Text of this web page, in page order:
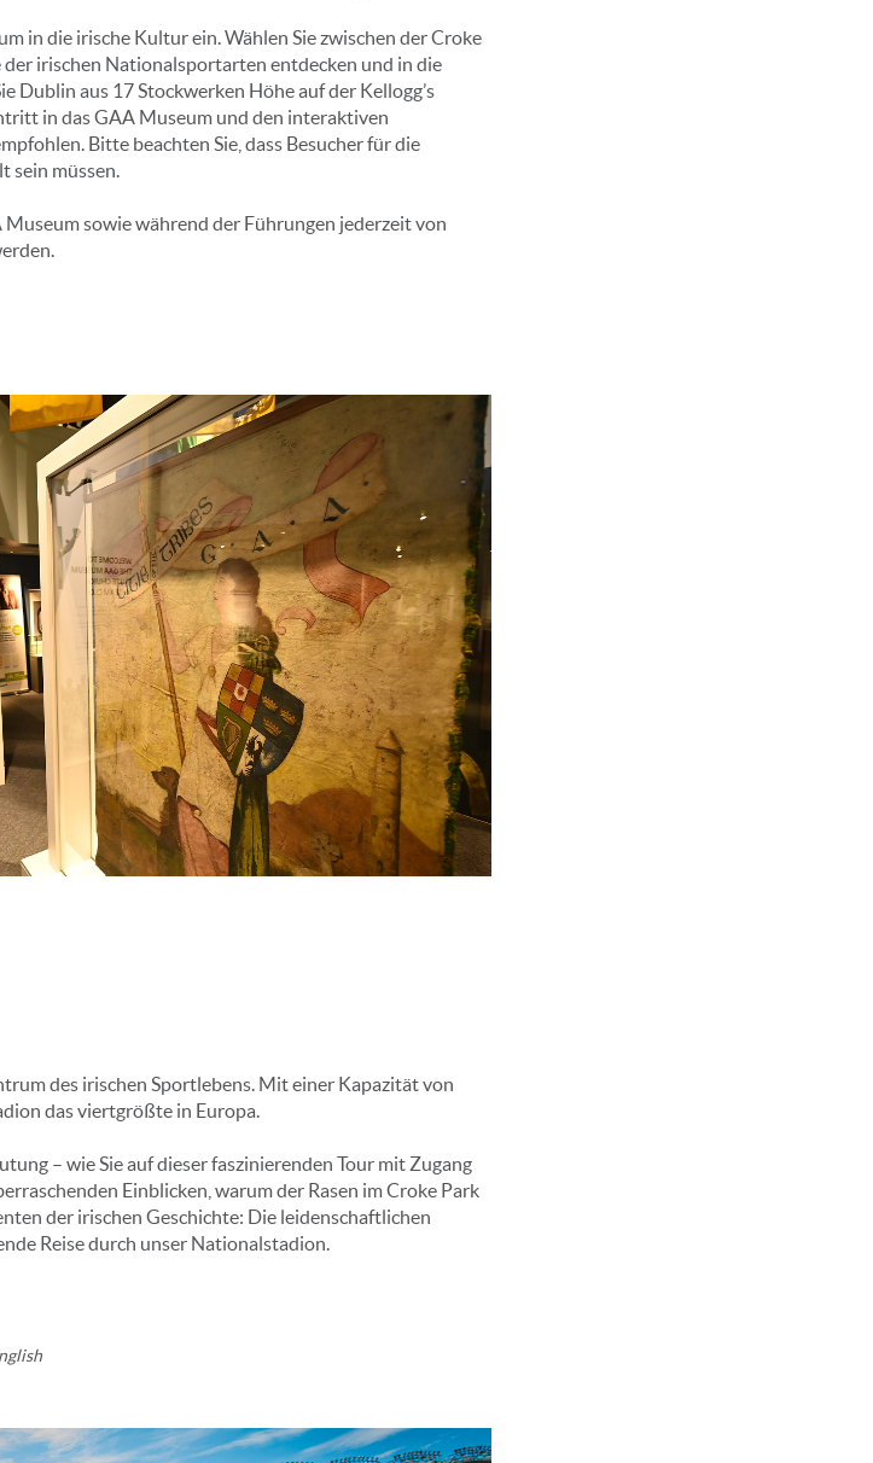
in die irische Kultur ein. Wählen Sie zwischen der Croke
der irischen Nationalsportarten entdecken und in die
Dublin aus 17 Stockwerken Höhe auf der Kellogg’s
in das GAA Museum und den interaktiven
Bitte beachten Sie, dass Besucher für die
sein müssen.
sowie während der Führungen jederzeit von
des irischen Sportlebens. Mit einer Kapazität von
das viertgrößte in Europa.
– wie Sie auf dieser faszinierenden Tour mit Zugang
Einblicken, warum der Rasen im Croke Park
der irischen Geschichte: Die leidenschaftlichen
Reise durch unser Nationalstadion.